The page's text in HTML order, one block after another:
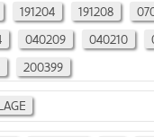
191204 191208
040209 040210
200399